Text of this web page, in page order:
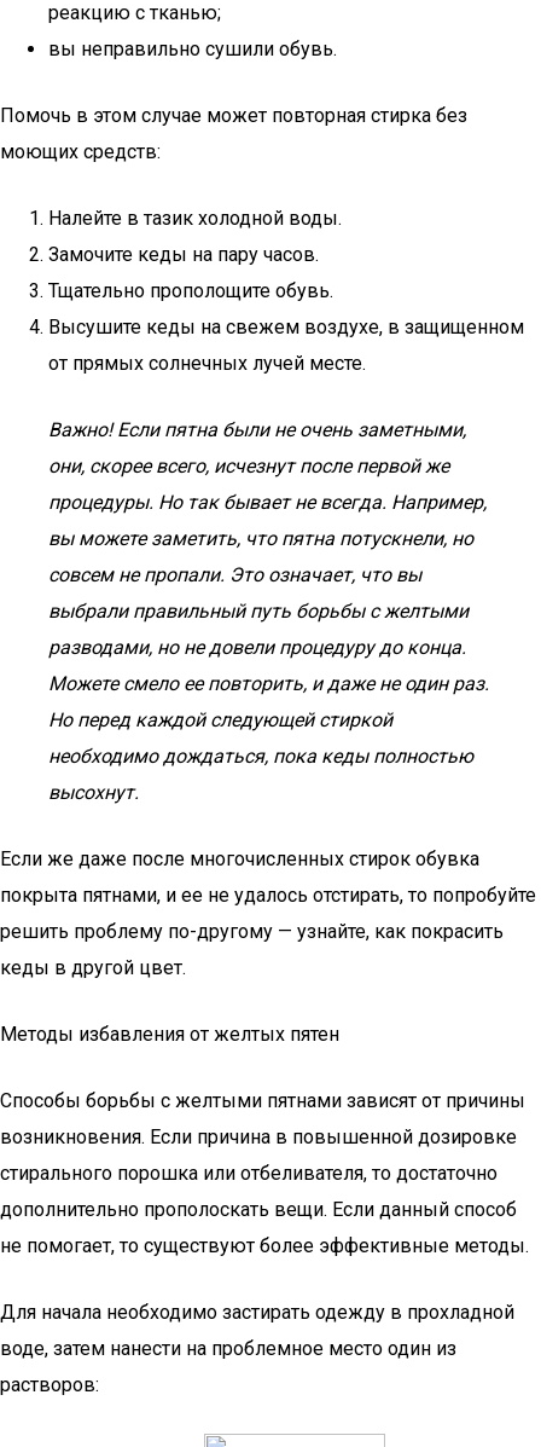
реакцию с тканью;
вы неправильно сушили обувь.
Помочь в этом случае может повторная стирка без
моющих средств:
Налейте в тазик холодной воды.
Замочите кеды на пару часов.
Тщательно прополощите обувь.
Высушите кеды на свежем воздухе, в защищенном
от прямых солнечных лучей месте.
Важно! Если пятна были не очень заметными,
они, скорее всего, исчезнут после первой же
процедуры. Но так бывает не всегда. Например,
вы можете заметить, что пятна потускнели, но
совсем не пропали. Это означает, что вы
выбрали правильный путь борьбы с желтыми
разводами, но не довели процедуру до конца.
Можете смело ее повторить, и даже не один раз.
Но перед каждой следующей стиркой
необходимо дождаться, пока кеды полностью
высохнут.
Если же даже после многочисленных стирок обувка
покрыта пятнами, и ее не удалось отстирать, то попробуйте
решить проблему по-другому — узнайте, как покрасить
кеды в другой цвет.
Методы избавления от желтых пятен
Способы борьбы с желтыми пятнами зависят от причины
возникновения. Если причина в повышенной дозировке
стирального порошка или отбеливателя, то достаточно
дополнительно прополоскать вещи. Если данный способ
не помогает, то существуют более эффективные методы.
Для начала необходимо застирать одежду в прохладной
воде, затем нанести на проблемное место один из
растворов: